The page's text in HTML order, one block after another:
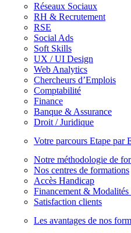
Réseaux Sociaux
RH & Recrutement
RSE
Social Ads
Soft Skills
UX / UI Design
Web Analytics
Chercheurs d’Emplois
Comptabilité
Finance
Banque & Assurance
Droit / Juridique
Votre parcours Etape par
Notre méthodologie de
Nos centres de formations
Accès Handicap
Financement & Modalités
Satisfaction clients
Les avantages de nos